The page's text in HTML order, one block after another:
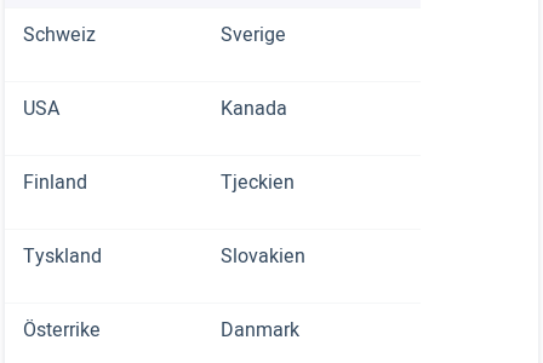
Schweiz Sverige
USA Kanada
Finland Tjeckien
Tyskland Slovakien
Österrike Danmark